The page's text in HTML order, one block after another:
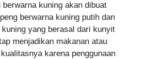
berwarna kuning akan dibuat
berwarna kuning putih dan
yang berasal dari kunyit
menjadikan makanan atau
karena penggunaan